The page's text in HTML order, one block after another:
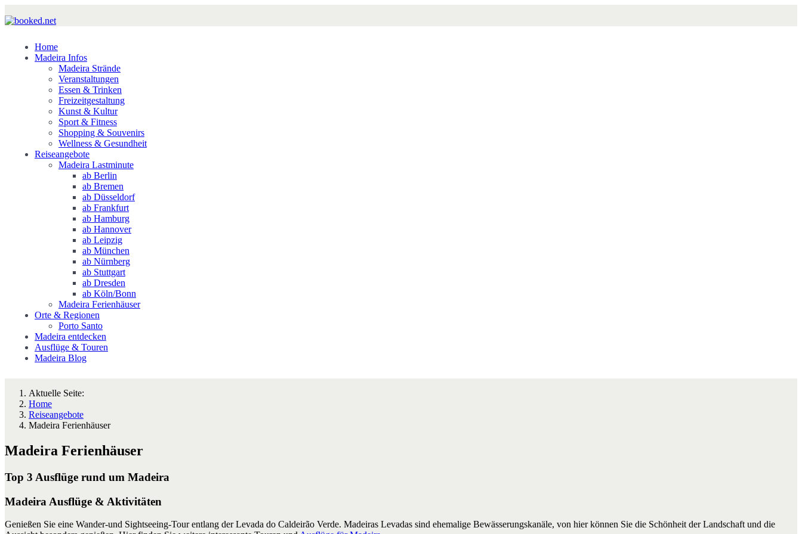
Home
Madeira Infos
Madeira Strände
Veranstaltungen
Essen & Trinken
Freizeitgestaltung
Kunst & Kultur
Sport & Fitness
Shopping & Souvenirs
Wellness & Gesundheit
Reiseangebote
Madeira Lastminute
ab Berlin
ab Bremen
ab Düsseldorf
ab Frankfurt
ab Hamburg
ab Hannover
ab Leipzig
ab München
ab Nürnberg
ab Stuttgart
ab Dresden
ab Köln/Bonn
Madeira Ferienhäuser
Orte & Regionen
Porto Santo
Madeira entdecken
Ausflüge & Touren
Madeira Blog
Aktuelle Seite:
Home
Reiseangebote
Madeira Ferienhäuser
Madeira Ferienhäuser
Top 3 Ausflüge rund um Madeira
Madeira Ausflüge & Aktivitäten
Genießen Sie eine Wander-und Sightseeing-Tour entlang der Levada do Caldeirão Verde. Madeiras Levadas sind ehemalige Bewässerungskanäle, von hier können Sie die Schönheit der Landschaft und die